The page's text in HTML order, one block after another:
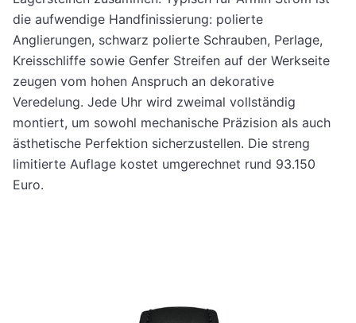
die aufwendige Handfinissierung: polierte
Anglierungen, schwarz polierte Schrauben, Perlage,
Kreisschliffe sowie Genfer Streifen auf der Werkseite
zeugen vom hohen Anspruch an dekorative
Veredelung. Jede Uhr wird zweimal vollständig
montiert, um sowohl mechanische Präzision als auch
ästhetische Perfektion sicherzustellen. Die streng
limitierte Auflage kostet umgerechnet rund 93.150
Euro.